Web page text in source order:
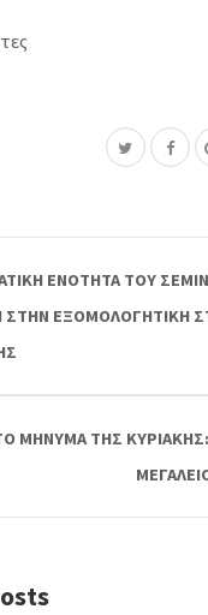
ΕΝΟΤΗΤΑ ΤΟΥ
ΣΤΗΝ ΕΞΟΜΟΛΟΓΗΤΙΚΗ
ΜΗΝΥΜΑ ΤΗΣ